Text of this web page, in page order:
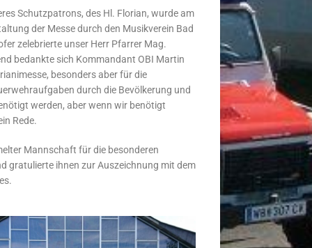
Schutzpatrons, des Hl. Florian, wurde am
der Messe durch den Musikverein Bad
zelebrierte unser Herr Pfarrer Mag.
bedankte sich Kommandant OBI Martin
besonders aber für die
durch die Bevölkerung und
werden, aber wenn wir benötigt
Rede.
Mannschaft für die besonderen
gratulierte ihnen zur Auszeichnung mit dem